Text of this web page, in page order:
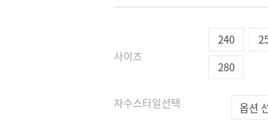
사이즈
240
280
자수스타일선택